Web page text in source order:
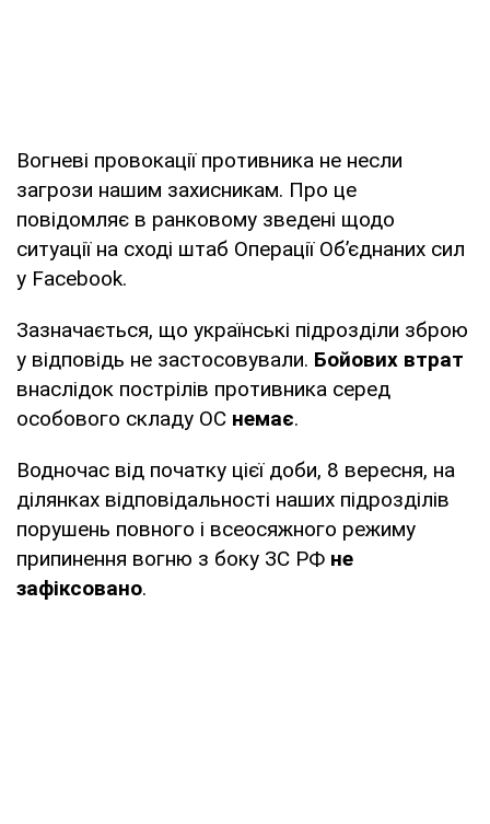
Вогневі провокації противника не несли
загрози нашим захисникам. Про це
повідомляє в ранковому зведені щодо
ситуації на сході штаб Операції Об’єднаних сил
у Facebook.
Зазначається, що українські підрозділи зброю
у відповідь не застосовували. Бойових втрат
внаслідок пострілів противника серед
особового складу ОС немає.
Водночас від початку цієї доби, 8 вересня, на
ділянках відповідальності наших підрозділів
порушень повного і всеосяжного режиму
припинення вогню з боку ЗС РФ не
зафіксовано.